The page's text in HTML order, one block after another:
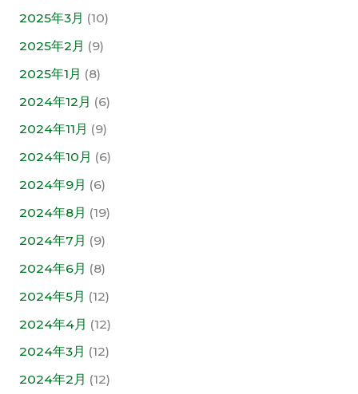
2025年3月 (10)
2025年2月 (9)
2025年1月 (8)
2024年12月 (6)
2024年11月 (9)
2024年10月 (6)
2024年9月 (6)
2024年8月 (19)
2024年7月 (9)
2024年6月 (8)
2024年5月 (12)
2024年4月 (12)
2024年3月 (12)
2024年2月 (12)